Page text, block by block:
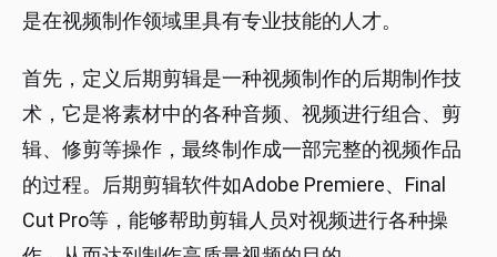
是在视频制作领域里具有专业技能的人才。
首先，定义后期剪辑是一种视频制作的后期制作技
术，它是将素材中的各种音频、视频进行组合、剪
辑、修剪等操作，最终制作成一部完整的视频作品
的过程。后期剪辑软件如Adobe Premiere、Final
Cut Pro等，能够帮助剪辑人员对视频进行各种操